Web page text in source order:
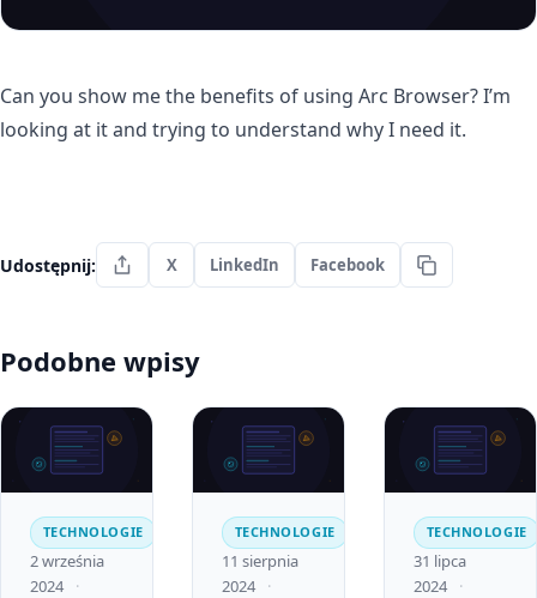
Can you show me the benefits of using Arc Browser? I’m
looking at it and trying to understand why I need it.
Udostępnij: X LinkedIn Facebook
Podobne wpisy
TECHNOLOGIE
2 września
2024
TECHNOLOGIE
11 sierpnia
2024
TECHNOLOGIE
31 lipca
2024